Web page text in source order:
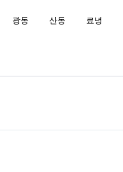
광동 산동 료녕